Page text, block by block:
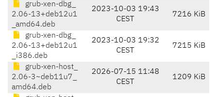
grub-xen-dbg_
2.06-13+deb12u1
_amd64.deb
2023-10-03 19:43
CEST
7216 KiB
grub-xen-dbg_
2.06-13+deb12u1
_i386.deb
2023-10-03 19:32
CEST
7215 KiB
grub-xen-host_
2.06-3~deb11u7_
amd64.deb
2026-07-15 11:48
CEST
1209 KiB